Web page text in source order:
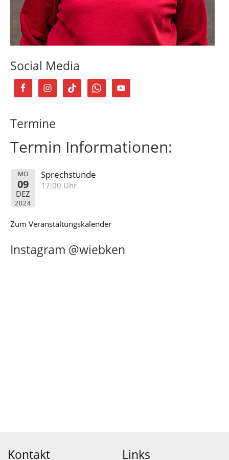
Social Media
Termine
Termin Informationen:
MO
09
DEZ
2024
Sprechstunde
17:00 Uhr
Zum Veranstaltungskalender
Instagram @wiebken
Kontakt Links